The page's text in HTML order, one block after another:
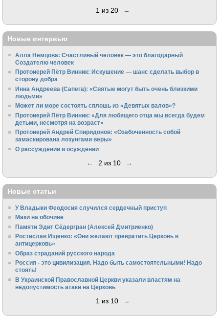
1 из 20 →
Новые интервью
Алла Немцова: Счастливый человек — это благодарный
Создателю человек
Протоиерей Пётр Винник: Искушение — шанс сделать выбор в
сторону добра
Инна Андреева (Сапега): «Святые могут быть очень близкими
людьми»
Может ли море состоять сплошь из «Девятых валов»?
Протоиерей Пётр Винник: «Для любящего отца мы всегда будем
детьми, несмотря на возраст»
Протоиерей Андрей Спиридонов: «Озабоченность собой
замаскирована лозунгами веры»
О рассуждении и осуждении
← 2 из 10 →
Новые статьи
У Владыки Феодосия случился сердечный приступ
Маки на обочине
Памяти Эдит Сёдергран (Алексей Дмитриенко)
Ростислав Ищенко: «Они желают превратить Церковь в
антицерковь»
Образ страданий русского народа
Россия - это цивилизация. Надо быть самостоятельными! Надо
стоять!
В Украинской Православной Церкви указали властям на
недопустимость атаки на Церковь
1 из 10 →